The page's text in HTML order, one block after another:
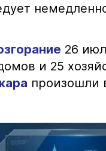
26
и 25
произошли